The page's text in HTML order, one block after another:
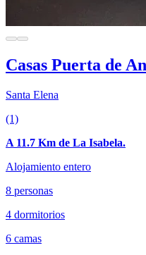
Casas Puerta de
Santa Elena
(1)
A 11.7 Km de La Isabela.
Alojamiento entero
8 personas
4 dormitorios
6 camas